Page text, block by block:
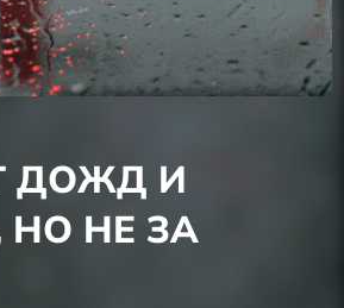
ДОЖД И
НЕ ЗА